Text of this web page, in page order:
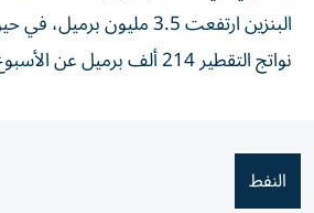
‌البنزين ارتفعت ‌3.5
نواتج التقطير ⁠214 ​ألف برميل عن الأسبوع السابق.
النفط